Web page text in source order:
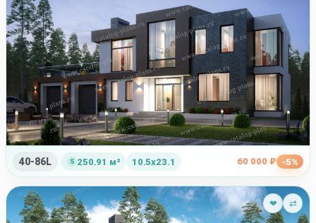
40-86L 250.91 м² 10.5x23.1 60 000 ₽ -5%
❤ ⇄